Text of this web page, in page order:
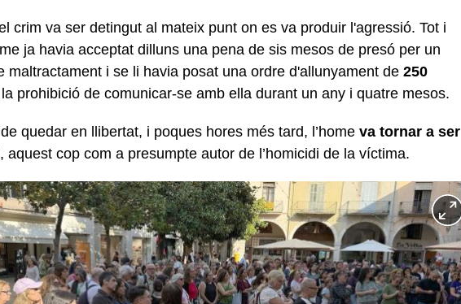
crim va ser detingut al mateix punt on es va produir l'agressió. Tot i
ja havia acceptat dilluns una pena de sis mesos de presó per un
maltractament i se li havia posat una ordre d'allunyament de 250
prohibició de comunicar-se amb ella durant un any i quatre mesos.
quedar en llibertat, i poques hores més tard, l’home va tornar a ser
, aquest cop com a presumpte autor de l’homicidi de la víctima.